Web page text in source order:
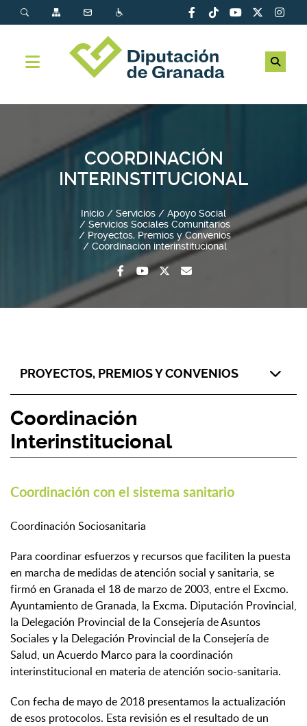
COORDINACIÓN
INTERINSTITUCIONAL
Inicio Servicios
Apoyo Social
Servicios Sociales Comunitarios
Proyectos, Premios y Convenios
Coordinación interinstitucional
PROYECTOS, PREMIOS Y CONVENIOS
Coordinación
Interinstitucional
Coordinación con el sistema sanitario
Coordinación Sociosanitaria
Para coordinar esfuerzos y recursos que faciliten la puesta
en marcha de medidas de atención social y sanitaria, se
firmó en Granada el 18 de marzo de 2003, entre el Excmo.
Ayuntamiento de Granada, la Excma. Diputación Provincial,
la Delegación Provincial de la Consejería de Asuntos
Sociales y la Delegación Provincial de la Consejería de
Salud, un Acuerdo Marco para la coordinación
interinstitucional en materia de atención socio-sanitaria.
Con fecha de mayo de 2018 presentamos la actualización
de esos protocolos. Esta revisión es el resultado de un